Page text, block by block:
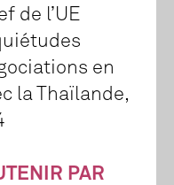
de l’UE
en
la Thaïlande,
PAR